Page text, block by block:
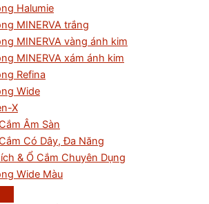
Halumie
MINERVA trắng
MINERVA vàng ánh kim
MINERVA xám ánh kim
Refina
Wide
X
Âm Sàn
Có Dây, Đa Năng
& Ổ Cắm Chuyên Dụng
Wide Màu